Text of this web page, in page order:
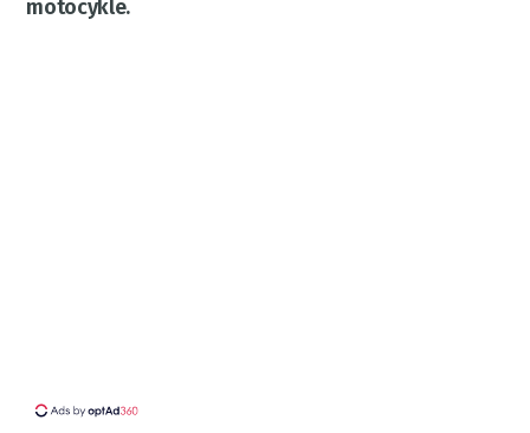
motocykle.